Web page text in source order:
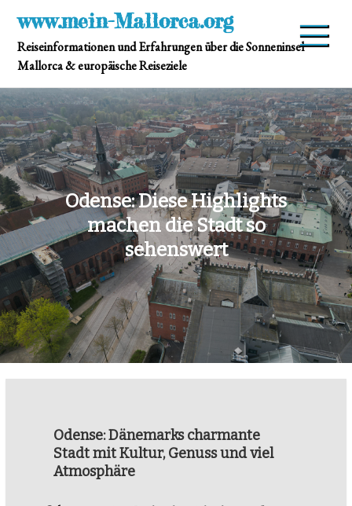
content
www.mein-Mallorca.org
Reiseinformationen und Erfahrungen über die Sonneninsel
Mallorca & europäische Reiseziele
Odense: Diese Highlights
machen die Stadt so
sehenswert
Odense: Dänemarks charmante
Stadt mit Kultur, Genuss und viel
Atmosphäre